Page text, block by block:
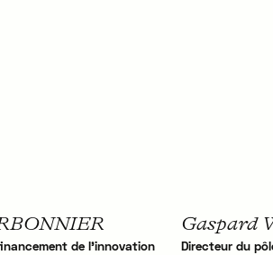
de l'innovation
Gaspard
Directeur du